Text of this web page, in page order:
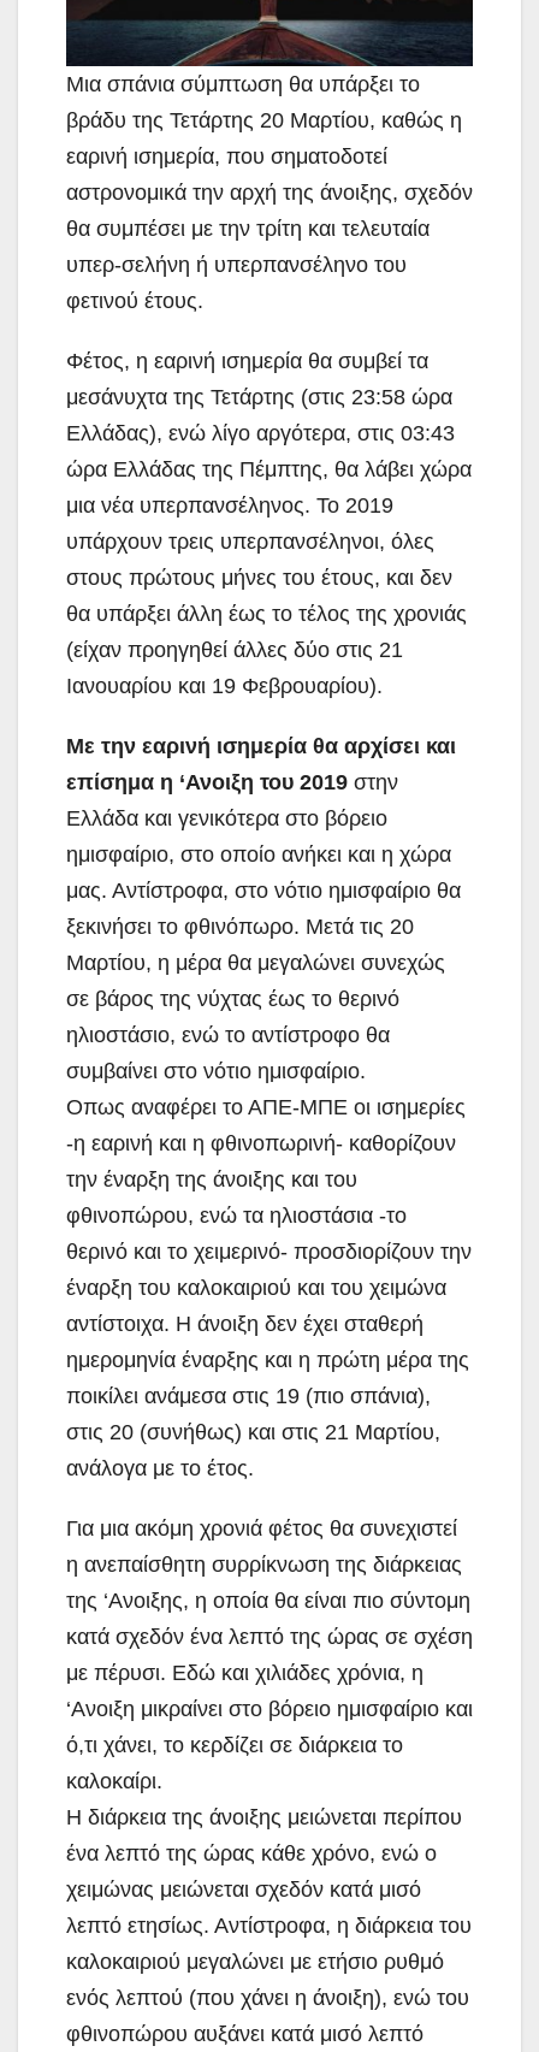
Μια σπάνια σύμπτωση θα υπάρξει το
βράδυ της Τετάρτης 20 Μαρτίου, καθώς η
εαρινή ισημερία, που σηματοδοτεί
αστρονομικά την αρχή της άνοιξης, σχεδόν
θα συμπέσει με την τρίτη και τελευταία
υπερ-σελήνη ή υπερπανσέληνο του
φετινού έτους.
Φέτος, η εαρινή ισημερία θα συμβεί τα
μεσάνυχτα της Τετάρτης (στις 23:58 ώρα
Ελλάδας), ενώ λίγο αργότερα, στις 03:43
ώρα Ελλάδας της Πέμπτης, θα λάβει χώρα
μια νέα υπερπανσέληνος. Το 2019
υπάρχουν τρεις υπερπανσέληνοι, όλες
στους πρώτους μήνες του έτους, και δεν
θα υπάρξει άλλη έως το τέλος της χρονιάς
(είχαν προηγηθεί άλλες δύο στις 21
Ιανουαρίου και 19 Φεβρουαρίου).
Με την εαρινή ισημερία θα αρχίσει και
επίσημα η ‘Ανοιξη του 2019 στην
Ελλάδα και γενικότερα στο βόρειο
ημισφαίριο, στο οποίο ανήκει και η χώρα
μας. Αντίστροφα, στο νότιο ημισφαίριο θα
ξεκινήσει το φθινόπωρο. Μετά τις 20
Μαρτίου, η μέρα θα μεγαλώνει συνεχώς
σε βάρος της νύχτας έως το θερινό
ηλιοστάσιο, ενώ το αντίστροφο θα
συμβαίνει στο νότιο ημισφαίριο.
Οπως αναφέρει το ΑΠΕ-ΜΠΕ οι ισημερίες
-η εαρινή και η φθινοπωρινή- καθορίζουν
την έναρξη της άνοιξης και του
φθινοπώρου, ενώ τα ηλιοστάσια -το
θερινό και το χειμερινό- προσδιορίζουν την
έναρξη του καλοκαιριού και του χειμώνα
αντίστοιχα. Η άνοιξη δεν έχει σταθερή
ημερομηνία έναρξης και η πρώτη μέρα της
ποικίλει ανάμεσα στις 19 (πιο σπάνια),
στις 20 (συνήθως) και στις 21 Μαρτίου,
ανάλογα με το έτος.
Για μια ακόμη χρονιά φέτος θα συνεχιστεί
η ανεπαίσθητη συρρίκνωση της διάρκειας
της ‘Ανοιξης, η οποία θα είναι πιο σύντομη
κατά σχεδόν ένα λεπτό της ώρας σε σχέση
με πέρυσι. Εδώ και χιλιάδες χρόνια, η
‘Ανοιξη μικραίνει στο βόρειο ημισφαίριο και
ό,τι χάνει, το κερδίζει σε διάρκεια το
καλοκαίρι.
Η διάρκεια της άνοιξης μειώνεται περίπου
ένα λεπτό της ώρας κάθε χρόνο, ενώ ο
χειμώνας μειώνεται σχεδόν κατά μισό
λεπτό ετησίως. Αντίστροφα, η διάρκεια του
καλοκαιριού μεγαλώνει με ετήσιο ρυθμό
ενός λεπτού (που χάνει η άνοιξη), ενώ του
φθινοπώρου αυξάνει κατά μισό λεπτό